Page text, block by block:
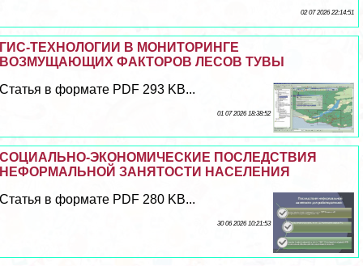
02 07 2026 22:14:51
ГИС-ТЕХНОЛОГИИ В МОНИТОРИНГЕ
ВОЗМУЩАЮЩИХ ФАКТОРОВ ЛЕСОВ ТУВЫ
Статья в формате PDF 293 KB...
01 07 2026 18:38:52
СОЦИАЛЬНО-ЭКОНОМИЧЕСКИЕ ПОСЛЕДСТВИЯ
НЕФОРМАЛЬНОЙ ЗАНЯТОСТИ НАСЕЛЕНИЯ
Статья в формате PDF 280 KB...
30 06 2026 10:21:53